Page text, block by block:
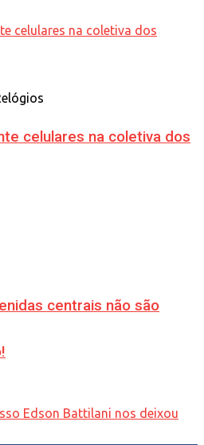
celulares na coletiva dos
centrais não são